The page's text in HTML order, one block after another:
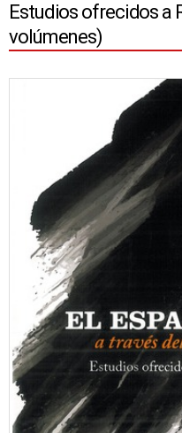
Estudios ofrecidos a
volúmenes)